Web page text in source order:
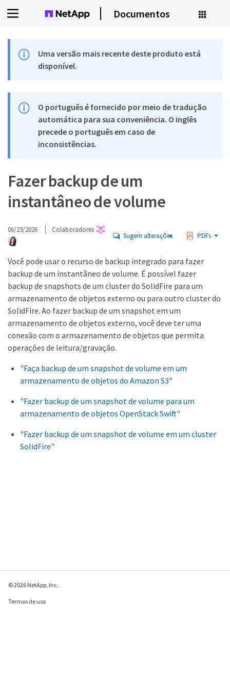
Documentos
Uma versão mais recente deste produto está
disponível.
O português é fornecido por meio de tradução
automática para sua conveniência. O inglês
precede o português em caso de
inconsistências.
Fazer backup de um
instantâneo de volume
06/23/2026 Colaboradores
Sugerir alterações PDFs
Você pode usar o recurso de backup integrado para fazer
backup de um instantâneo de volume. É possível fazer
backup de snapshots de um cluster do SolidFire para um
armazenamento de objetos externo ou para outro cluster do
SolidFire. Ao fazer backup de um snapshot em um
armazenamento de objetos externo, você deve ter uma
conexão com o armazenamento de objetos que permita
operações de leitura/gravação.
"Faça backup de um snapshot de volume em um
armazenamento de objetos do Amazon S3"
"Fazer backup de um snapshot de volume para um
armazenamento de objetos OpenStack Swift"
"Fazer backup de um snapshot de volume em um cluster
SolidFire"
© 2026 NetApp, Inc.
Termos de uso